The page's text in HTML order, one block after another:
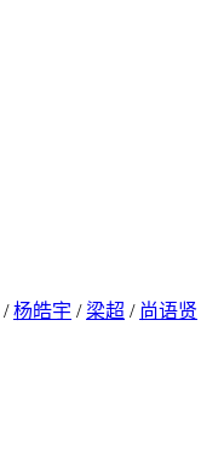
/杨皓宇 / 梁超 / 尚语贤